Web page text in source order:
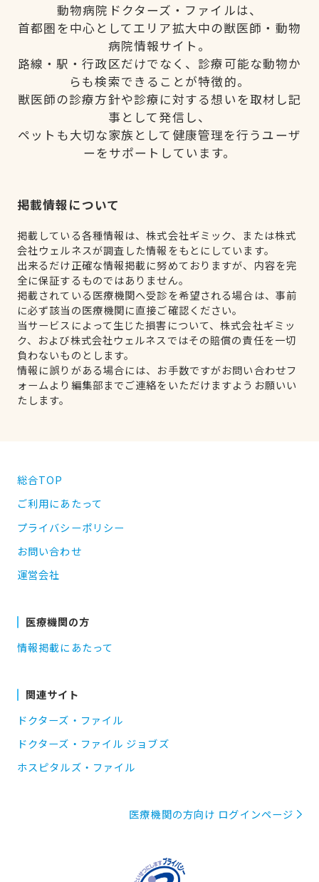
動物病院ドクターズ・ファイルは、
首都圏を中心としてエリア拡大中の獣医師・動物
病院情報サイト。
路線・駅・行政区だけでなく、診療可能な動物か
らも検索できることが特徴的。
獣医師の診療方針や診療に対する想いを取材し記
事として発信し、
ペットも大切な家族として健康管理を行うユーザ
ーをサポートしています。
掲載情報について
掲載している各種情報は、株式会社ギミック、または株式
会社ウェルネスが調査した情報をもとにしています。
出来るだけ正確な情報掲載に努めておりますが、内容を完
全に保証するものではありません。
掲載されている医療機関へ受診を希望される場合は、事前
に必ず該当の医療機関に直接ご確認ください。
当サービスによって生じた損害について、株式会社ギミッ
ク、および株式会社ウェルネスではその賠償の責任を一切
負わないものとします。
情報に誤りがある場合には、お手数ですがお問い合わせフ
ォームより編集部までご連絡をいただけますようお願いい
たします。
総合TOP
ご利用にあたって
プライバシーポリシー
お問い合わせ
運営会社
医療機関の方
情報掲載にあたって
関連サイト
ドクターズ・ファイル
ドクターズ・ファイル ジョブズ
ホスピタルズ・ファイル
医療機関の方向け ログインページ